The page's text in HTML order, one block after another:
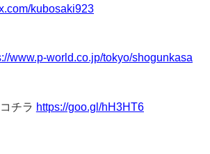
kubosaki923
www.p-world.co.jp/tokyo/shogunkasa
チラ https://goo.gl/hH3HT6